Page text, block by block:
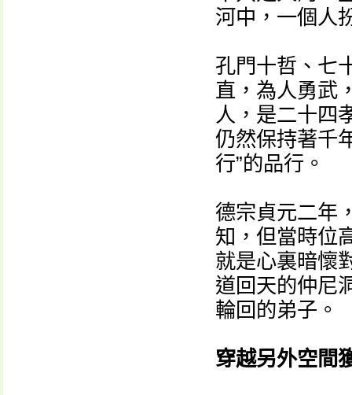
河中，一個人
孔門十哲、七
直，為人勇武
人，是二十四
仍然保持著千
行”的品行。
德宗貞元二年
知，但當時位
就是心裏暗懷
道回天的仲尼
輪回的弟子。
穿越另外空間